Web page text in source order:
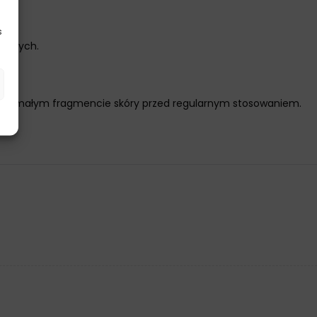
małym fragmencie skóry przed regularnym stosowaniem.